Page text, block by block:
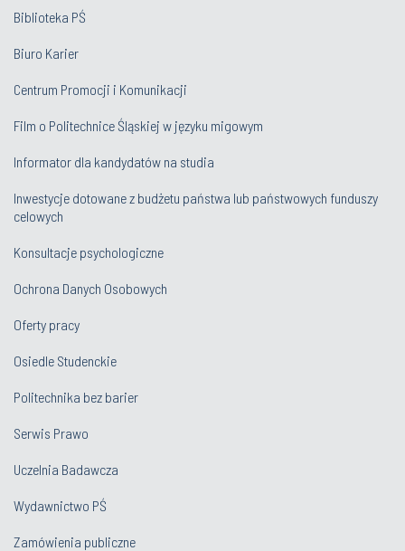
Biblioteka PŚ
Biuro Karier
Centrum Promocji i Komunikacji
Film o Politechnice Śląskiej w języku migowym
Informator dla kandydatów na studia
Inwestycje dotowane z budżetu państwa lub państwowych funduszy
celowych
Konsultacje psychologiczne
Ochrona Danych Osobowych
Oferty pracy
Osiedle Studenckie
Politechnika bez barier
Serwis Prawo
Uczelnia Badawcza
Wydawnictwo PŚ
Zamówienia publiczne